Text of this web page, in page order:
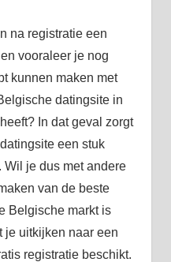
na registratie een
vooraleer je nog
kunnen maken met
datingsite in
In dat geval zorgt
een stuk
je dus met andere
van de beste
Belgische markt is
je uitkijken naar een
registratie beschikt.